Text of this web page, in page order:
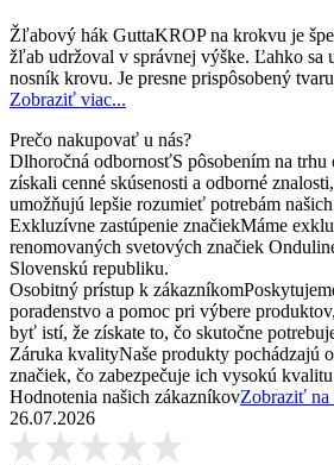
Žľabový hák GuttaKROP na krokvu je
žľab udržoval v správnej výške. Ľahko sa
nosník krovu. Je presne prispôsobený
Zobraziť viac...
Prečo nakupovať u nás?
Dlhoročná odbornosťS pôsobením na
získali cenné skúsenosti a odborné
umožňujú lepšie rozumieť potrebám
Exkluzívne zastúpenie značiekMáme
renomovaných svetových značiek
Slovenskú republiku.
Osobitný prístup k zákazníkom
poradenstvo a pomoc pri výbere
byť istí, že získate to, čo skutočne
Záruka kvalityNaše produkty pochádzajú
značiek, čo zabezpečuje ich vysokú
Hodnotenia našich zákazníkovZobraziť na
26.07.2026